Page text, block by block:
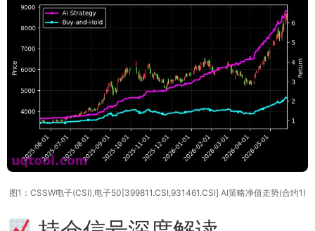
图1：CSSW电子(CSI),电子50[399811.CSI,931461.CSI] AI策略净值走势(合约1)